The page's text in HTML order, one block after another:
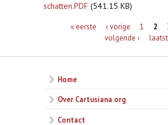
schatten.PDF (541.15 KB)
Pagina's« eerste ‹ vorige 1 2
volgende ›
Home
Over Cartusiana.org
Contact